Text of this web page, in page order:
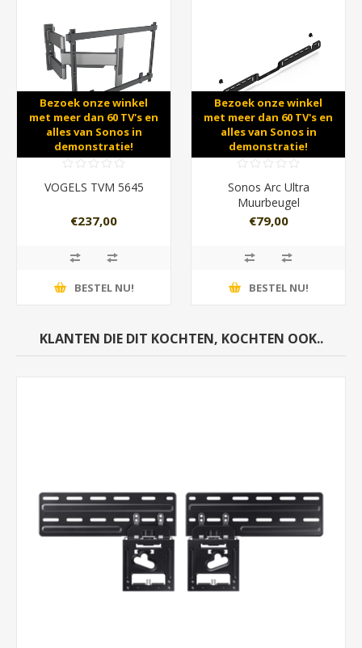
Bezoek onze winkel
met meer dan 60 TV's en
alles van Sonos in
demonstratie!
VOGELS TVM 5645
€237,00
BESTEL NU!
Bezoek onze winkel
met meer dan 60 TV's en
alles van Sonos in
demonstratie!
Sonos Arc Ultra
Muurbeugel
€79,00
BESTEL NU!
KLANTEN DIE DIT KOCHTEN, KOCHTEN OOK..